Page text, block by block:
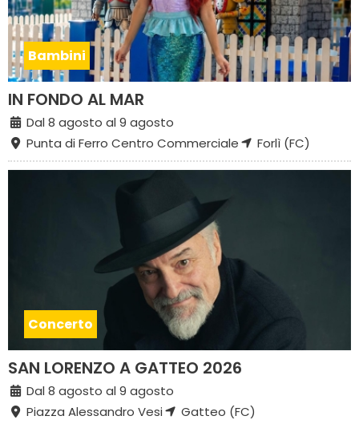
Bambini
IN FONDO AL MAR
Dal 8 agosto al 9 agosto
Punta di Ferro Centro Commerciale
Forlì (FC)
Concerto
SAN LORENZO A GATTEO 2026
Dal 8 agosto al 9 agosto
Piazza Alessandro Vesi
Gatteo (FC)